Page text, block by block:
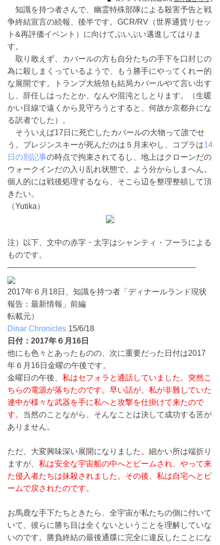
知識を持つ者さんで、幽霊特殊部隊による殺害予告と戦
争終結宣言の続報、後半です。GCR/RV（世界通貨リセッ
ト&再評価イベント）に向けてぶいぶい邁進してはりま
す。
取り敢えず、カバールの方も自分たちの手下を口封じの
為に殺しまくっているようで、もう勝手にやってくれー的
な展開です。トランプ大統領も結局カバールやて言い出す
し、辞任しはったとか、なんや混沌としとります。（生暖
かい目線で遠くから見守ろうとすると、何故か京都弁にな
る訳者でした）。
そういえば17日に死亡したカバールの大物って誰でせ
う。ブレジンスキーが死んだのは５月末やし、コブラは14
日の別記事の時点で拘束されてるし、地上はクローンだの
ウォークインだの入り乱れ状態で、よう分からしまへん。
個人的には戦後処理するなら、そこら辺を整理整頓して頂
きたい。
（Yutika）
注）以下、文中の赤字・太字はシャンティ・フーラによる
ものです。
————————————————————————
2017年６月18日、知識を持つ者「ディナールランド現状
報告：最新情報」前編
転載元）
Dinar Chronicles 15/6/18
日付：2017年６月16日
他にも色々とあったものの、次に重要だった日付は2017
年６月16日金曜の午後です。
金曜日の午後、 私はセフォラと通話していました。突然こ
ちらの電源が落ちたのです。早い話が、私が非難していた
連中が様々な武器を手に私へと攻撃を仕掛けて来たので
す。 当然のことながら、そんなことは決して成功する筈が
ありません。
ただ、大変興味深い展開になりました。細かい所は端折り
ますが、 私は安全な宇宙船の中へとビームされ、やって来
た侵入者たちは抹殺されました。その後、私は自宅へとビ
ームで戻されたのです。
お馬鹿な手下たちときたら、全宇宙が私たちの側に付いて
いて、彼らに勝ち目は全くないということを理解していな
いのです。勝負終結の最後通牒に完全に違反したことにな